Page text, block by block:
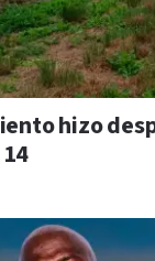
hizo